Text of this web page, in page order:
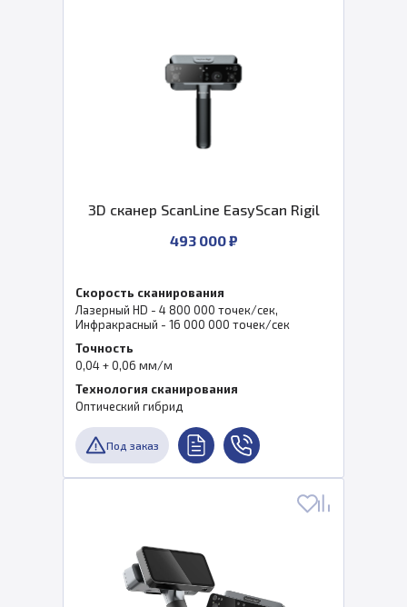
3D сканер ScanLine EasyScan Rigil
493 000 ₽
Скорость сканирования
Лазерный HD - 4 800 000 точек/сек,
Инфракрасный - 16 000 000 точек/сек
Точность
0,04 + 0,06 мм/м
Технология сканирования
Оптический гибрид
Под заказ